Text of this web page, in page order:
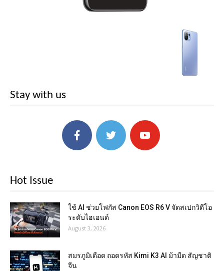
Stay with us
Hot Issue
ใช้ AI ช่วยโฟกัส Canon EOS R6 V จัดสเปกวิดีโอ
ระดับไฮเอนด์
August 3, 2026
สมรภูมิเดือด ถอดรหัส Kimi K3 AI ม้ามืด สัญชาติ
จีน